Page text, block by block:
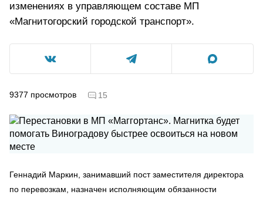
изменениях в управляющем составе МП
«Магнитогорский городской транспорт».
9377 просмотров 15
Геннадий Маркин, занимавший пост заместителя директора
по перевозкам, назначен исполняющим обязанности